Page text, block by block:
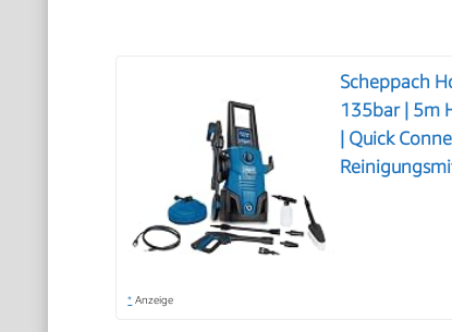
Scheppach
135bar | 5m
| Quick
* Anzeige